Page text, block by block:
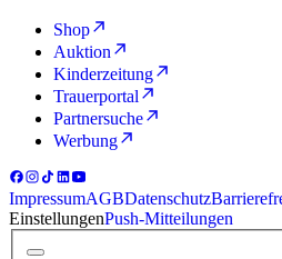
Shop
Auktion
Kinderzeitung
Trauerportal
Partnersuche
Werbung
ImpressumAGBDatenschutz
EinstellungenPush-Mitteilungen